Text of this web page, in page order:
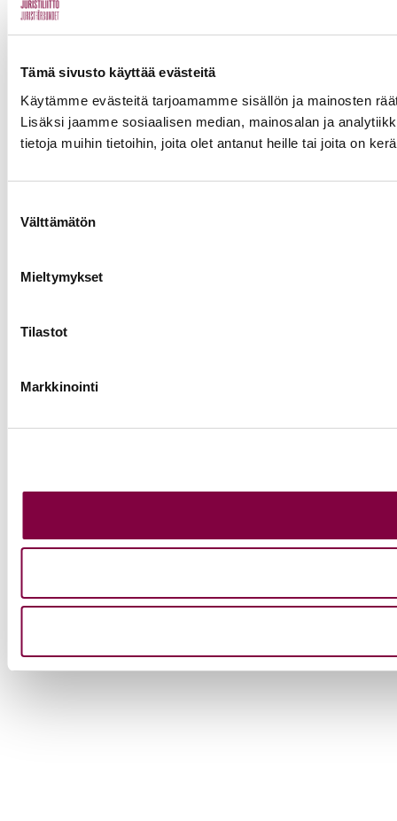
Tämä sivusto käyttää evästeitä
Käytämme evästeitä tarjoamamme sisällön ja mainosten
Lisäksi jaamme sosiaalisen median, mainosalan ja
tietoja muihin tietoihin, joita olet antanut heille tai joita on
valinta
Välttämätön
Mieltymykset
Tilastot
Markkinointi